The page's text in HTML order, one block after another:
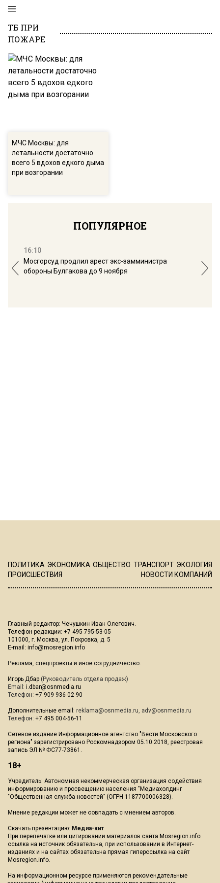
ТБ ПРИ
ПОЖАРЕ
МЧС Москвы: для
летальности достаточно
всего 5 вдохов едкого дыма
при возгорании
ПОПУЛЯРНОЕ
16:10
Мосгорсуд продлил арест экс-замминистра
обороны Булгакова до 9 ноября
ПОЛИТИКА ЭКОНОМИКА ОБЩЕСТВО ТРАНСПОРТ ЭКОЛОГИЯ
ПРОИСШЕСТВИЯ
НОВОСТИ КОМПАНИЙ
Главный редактор: Чечушкин Иван Олегович.
Телефон редакции: +7 495 795-53-05
101000, г. Москва, ул. Покровка, д. 5
E-mail: info@mosregion.info
Реклама, спецпроекты и иное сотрудничество:
Игорь Дбар (Руководитель отдела продаж)
Email: i.dbar@osnmedia.ru
Телефон: +7 909 936-02-90
Дополнительные email: reklama@osnmedia.ru, adv@osnmedia.ru
Телефон: +7 495 004-56-11
Сетевое издание Информационное агентство "Вести Московского
региона" зарегистрировано Роскомнадзором 05.10.2018, реестровая
запись ЭЛ № ФС77-73861.
18+
Учредитель: Автономная некоммерческая организация содействия
информированию и просвещению населения "Медиахолдинг
"Общественная служба новостей" (ОГРН 1187700006328).
Мнение редакции может не совпадать с мнением авторов.
Скачать презентацию: Медиа-кит
При перепечатке или цитировании материалов сайта Mosregion.info
ссылка на источник обязательна, при использовании в Интернет-
изданиях и на сайтах обязательна прямая гиперссылка на сайт
Mosregion.info.
На информационном ресурсе применяются рекомендательные